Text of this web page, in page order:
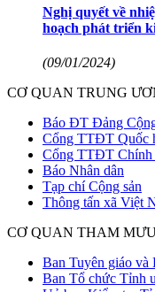
Nghị quyết về
hoạch phát triển
(09/01/2024)
CƠ QUAN TRUNG
Báo ĐT Đảng
Cổng TTĐT Quốc
Cổng TTĐT
Báo Nhân dân
Tạp chí Cộng sản
Thông tấn xã Việt
CƠ QUAN THAM
Ban Tuyên giáo và
Ban Tổ chức Tỉnh